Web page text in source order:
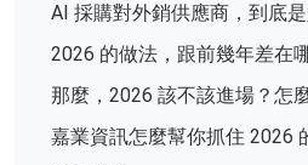
AI 採購對外銷供應商，到底
2026 的做法，跟前幾年差在
那麼，2026 該不該進場？怎
嘉業資訊怎麼幫你抓住 2026